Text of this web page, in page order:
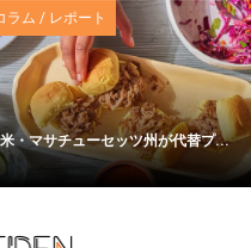
ラム / レポート
米・マサチューセッツ州が代替プ...